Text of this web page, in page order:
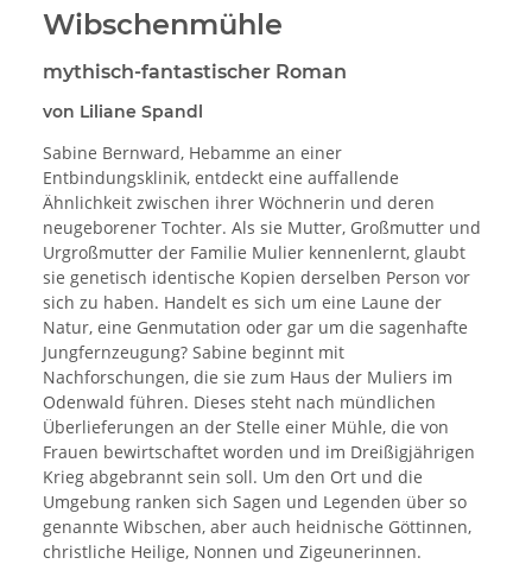
Wibschenmühle
mythisch-fantastischer Roman
von Liliane Spandl
Sabine Bernward, Hebamme an einer
Entbindungsklinik, entdeckt eine auffallende
Ähnlichkeit zwischen ihrer Wöchnerin und deren
neugeborener Tochter. Als sie Mutter, Großmutter und
Urgroßmutter der Familie Mulier kennenlernt, glaubt
sie genetisch identische Kopien derselben Person vor
sich zu haben. Handelt es sich um eine Laune der
Natur, eine Genmutation oder gar um die sagenhafte
Jungfernzeugung? Sabine beginnt mit
Nachforschungen, die sie zum Haus der Muliers im
Odenwald führen. Dieses steht nach mündlichen
Überlieferungen an der Stelle einer Mühle, die von
Frauen bewirtschaftet worden und im Dreißigjährigen
Krieg abgebrannt sein soll. Um den Ort und die
Umgebung ranken sich Sagen und Legenden über so
genannte Wibschen, aber auch heidnische Göttinnen,
christliche Heilige, Nonnen und Zigeunerinnen.